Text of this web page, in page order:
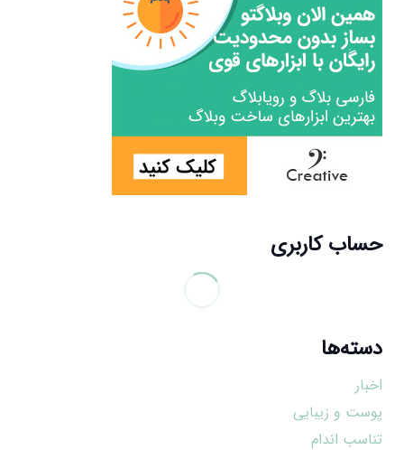
حساب کاربری
دسته‌ها
اخبار
پوست و زیبایی
تناسب اندام